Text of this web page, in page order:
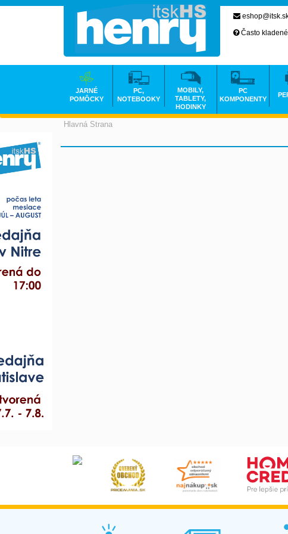
Hlavná Strana
Často
JARNÉ
POMÔCKY
PC,
NOTEBOOKY
MOBILY,
TABLETY,
HODINKY
PC
KOMPONENTY